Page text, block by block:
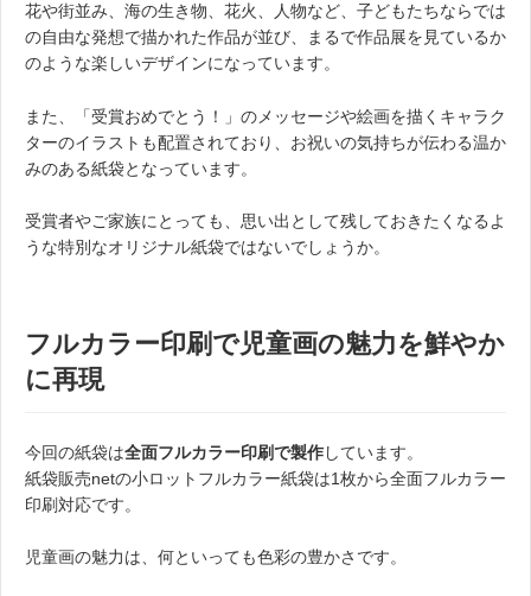
花や街並み、海の生き物、花火、人物など、子どもたちならでは
の自由な発想で描かれた作品が並び、まるで作品展を見ているか
のような楽しいデザインになっています。
また、「受賞おめでとう！」のメッセージや絵画を描くキャラク
ターのイラストも配置されており、お祝いの気持ちが伝わる温か
みのある紙袋となっています。
受賞者やご家族にとっても、思い出として残しておきたくなるよ
うな特別なオリジナル紙袋ではないでしょうか。
フルカラー印刷で児童画の魅力を鮮やか
に再現
今回の紙袋は全面フルカラー印刷で製作しています。
紙袋販売netの小ロットフルカラー紙袋は1枚から全面フルカラー
印刷対応です。
児童画の魅力は、何といっても色彩の豊かさです。